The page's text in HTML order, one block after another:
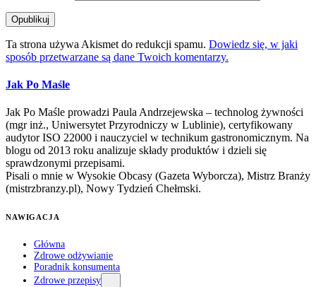
Ta strona używa Akismet do redukcji spamu. Dowiedz się, w jaki
sposób przetwarzane są dane Twoich komentarzy.
Jak Po Maśle
Jak Po Maśle prowadzi Paula Andrzejewska – technolog żywności
(mgr inż., Uniwersytet Przyrodniczy w Lublinie), certyfikowany
audytor ISO 22000 i nauczyciel w technikum gastronomicznym. Na
blogu od 2013 roku analizuje składy produktów i dzieli się
sprawdzonymi przepisami.
Pisali o mnie w Wysokie Obcasy (Gazeta Wyborcza), Mistrz Branży
(mistrzbranzy.pl), Nowy Tydzień Chełmski.
NAWIGACJA
Główna
Zdrowe odżywianie
Poradnik konsumenta
Zdrowe przepisy